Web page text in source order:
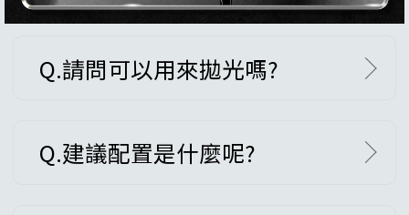
Q.請問可以用來拋光嗎?
Q.建議配置是什麼呢?